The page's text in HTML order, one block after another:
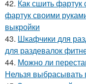
42. Как сшить фартук
фартук своими
выкройки
43. Шкафчики для
для раздевалок
44. Можно ли
Нельзя выбрасывать